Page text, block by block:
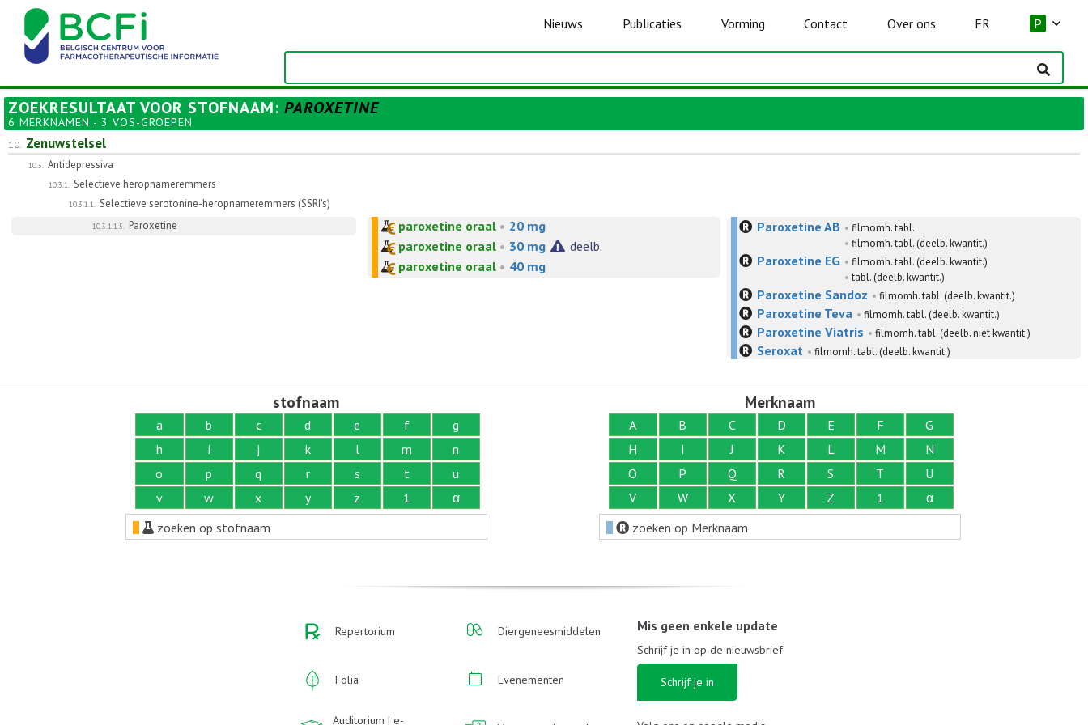
Nieuws Publicaties Vorming Contact Over ons FR P
ZOEKRESULTAAT VOOR STOFNAAM: PAROXETINE
6 MERKNAMEN - 3 VOS-GROEPEN
10. Zenuwstelsel
10.3. Antidepressiva
10.3.1. Selectieve heropnameremmers
10.3.1.1. Selectieve serotonine-heropnameremmers (SSRI's)
10.3.1.1.5. Paroxetine paroxetine oraal• 20 mg
paroxetine oraal• 30 mg
deelb.
paroxetine oraal• 40 mg
Paroxetine AB •filmomh. tabl.
•filmomh. tabl. (deelb. kwantit.)
Paroxetine EG •filmomh. tabl. (deelb. kwantit.)
•tabl. (deelb. kwantit.)
Paroxetine Sandoz •filmomh. tabl. (deelb. kwantit.)
Paroxetine Teva •filmomh. tabl. (deelb. kwantit.)
Paroxetine Viatris •filmomh. tabl. (deelb. niet kwantit.)
Seroxat •filmomh. tabl. (deelb. kwantit.)
stofnaam
a b c d e f
g
h
i j k l m
n
o
p q r s t
u
v
w x y z 1
α
zoeken op stofnaam
Merknaam
A B C D E F
G
H
I J K L M
N
O
P Q R S T
U
V
W X Y Z 1
α
zoeken op Merknaam
Repertorium
Folia
Auditorium | e-
Diergeneesmiddelen
Evenementen
Mis geen enkele update
Schrijf je in op de nieuwsbrief
Schrijf je in